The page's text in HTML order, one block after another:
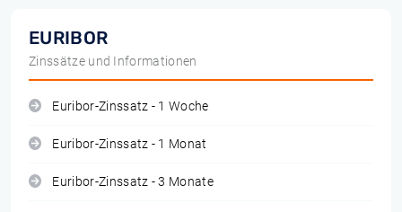
EURIBOR
Zinssätze und Informationen
Euribor-Zinssatz - 1 Woche
Euribor-Zinssatz - 1 Monat
Euribor-Zinssatz - 3 Monate